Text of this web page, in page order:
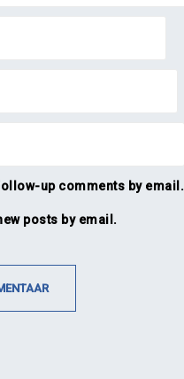
up comments by email.
posts by email.